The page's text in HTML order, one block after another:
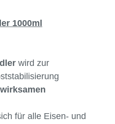
1000ml
wird zur
wirksamen
für alle Eisen- und